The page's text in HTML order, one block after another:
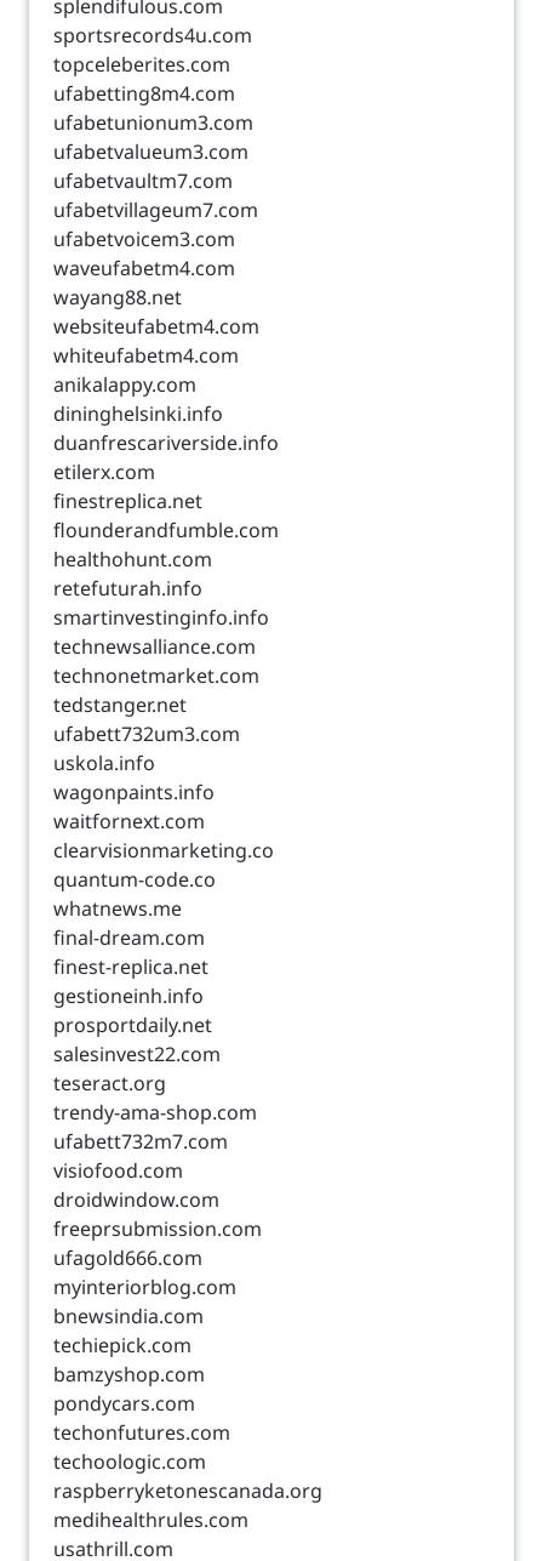
splendifulous.com
sportsrecords4u.com
topceleberites.com
ufabetting8m4.com
ufabetunionum3.com
ufabetvalueum3.com
ufabetvaultm7.com
ufabetvillageum7.com
ufabetvoicem3.com
waveufabetm4.com
wayang88.net
websiteufabetm4.com
whiteufabetm4.com
anikalappy.com
dininghelsinki.info
duanfrescariverside.info
etilerx.com
finestreplica.net
flounderandfumble.com
healthohunt.com
retefuturah.info
smartinvestinginfo.info
technewsalliance.com
technonetmarket.com
tedstanger.net
ufabett732um3.com
uskola.info
wagonpaints.info
waitfornext.com
clearvisionmarketing.co
quantum-code.co
whatnews.me
final-dream.com
finest-replica.net
gestioneinh.info
prosportdaily.net
salesinvest22.com
teseract.org
trendy-ama-shop.com
ufabett732m7.com
visiofood.com
droidwindow.com
freeprsubmission.com
ufagold666.com
myinteriorblog.com
bnewsindia.com
techiepick.com
bamzyshop.com
pondycars.com
techonfutures.com
techoologic.com
raspberryketonescanada.org
medihealthrules.com
usathrill.com